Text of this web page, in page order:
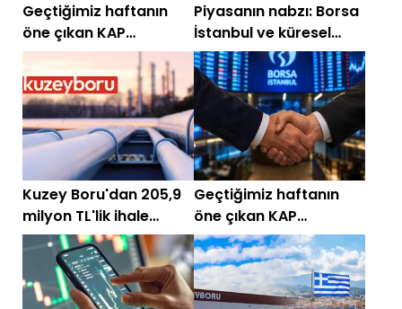
Geçtiğimiz haftanın
öne çıkan KAP
bildirimleri!
Piyasanın nabzı: Borsa
İstanbul ve küresel
piyasalarda gün
başlarken (22
Temmuz)
Kuzey Boru'dan 205,9
milyon TL'lik ihale
başarısı
Geçtiğimiz haftanın
öne çıkan KAP
bildirimleri! Milyonluk
imzalar